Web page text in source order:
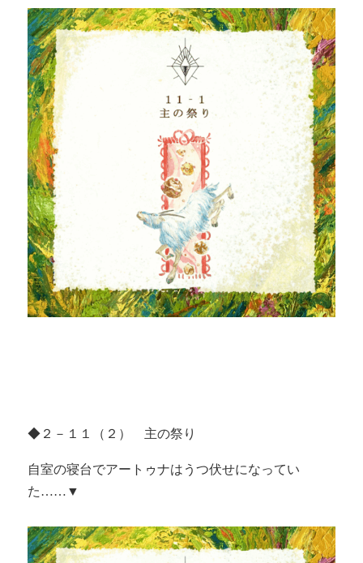
◆２－１１（２） 主の祭り
自室の寝台でアートゥナはうつ伏せになってい
た……▼